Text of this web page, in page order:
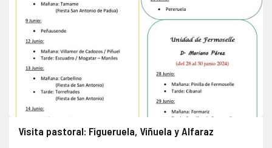
Visita pastoral: Figueruela, Viñuela y Alfaraz